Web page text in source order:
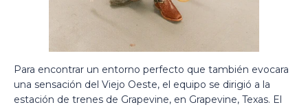
Para encontrar un entorno perfecto que también evocara
una sensación del Viejo Oeste, el equipo se dirigió a la
estación de trenes de Grapevine, en Grapevine, Texas. El